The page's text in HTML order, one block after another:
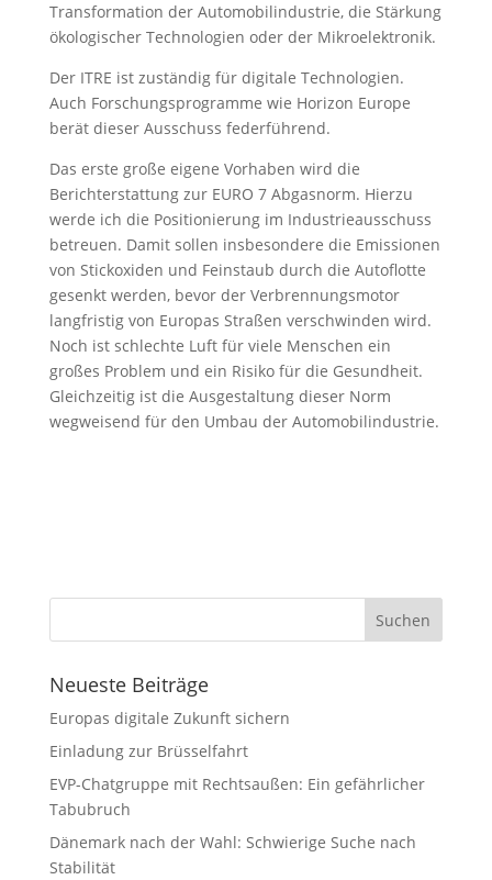
Transformation der Automobilindustrie, die Stärkung
ökologischer Technologien oder der Mikroelektronik.
Der ITRE ist zuständig für digitale Technologien.
Auch Forschungsprogramme wie Horizon Europe
berät dieser Ausschuss federführend.
Das erste große eigene Vorhaben wird die
Berichterstattung zur EURO 7 Abgasnorm. Hierzu
werde ich die Positionierung im Industrieausschuss
betreuen. Damit sollen insbesondere die Emissionen
von Stickoxiden und Feinstaub durch die Autoflotte
gesenkt werden, bevor der Verbrennungsmotor
langfristig von Europas Straßen verschwinden wird.
Noch ist schlechte Luft für viele Menschen ein
großes Problem und ein Risiko für die Gesundheit.
Gleichzeitig ist die Ausgestaltung dieser Norm
wegweisend für den Umbau der Automobilindustrie.
Neueste Beiträge
Europas digitale Zukunft sichern
Einladung zur Brüsselfahrt
EVP-Chatgruppe mit Rechtsaußen: Ein gefährlicher
Tabubruch
Dänemark nach der Wahl: Schwierige Suche nach
Stabilität